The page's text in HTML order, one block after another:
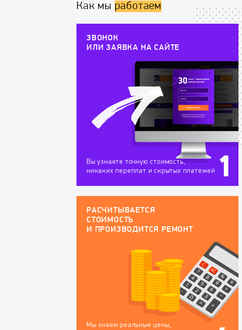
Как мы работаем
ЗВОНОК
ИЛИ ЗАЯВКА НА САЙТЕ
Вы узнаете точную стоимость,
никаких переплат и скрытых платежей
РАСЧИТЫВАЕТСЯ
СТОИМОСТЬ
И ПРОИЗВОДИТСЯ РЕМОНТ
Мы знаем реальные цены,